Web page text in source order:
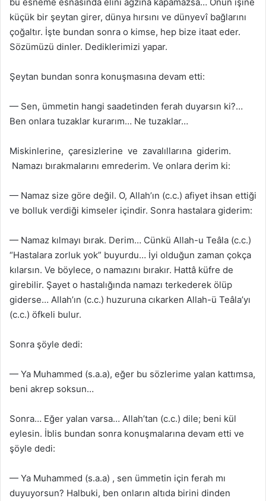
küçük bir şeytan girer, dünya hırsını ve dünyevî bağlarını
çoğaltır. İşte bundan sonra o kimse, hep bize itaat eder.
Sözümüzü dinler. Dediklerimizi yapar.
Şeytan bundan sonra konuşmasına devam etti:
— Sen, ümmetin hangi saadetinden ferah duyarsın ki?…
Ben onlara tuzaklar kurarım… Ne tuzaklar…
Miskinlerine, çaresizlerine ve zavalıllarına giderim.
Namazı bırakmalarını emrederim. Ve onlara derim ki:
— Namaz size göre değil. O, Allah’ın (c.c.) afiyet ihsan ettiği
ve bolluk verdiği kimseler içindir. Sonra hastalara giderim:
— Namaz kılmayı bırak. Derim… Cünkü Allah-u Teâla (c.c.)
“Hastalara zorluk yok” buyurdu… İyi olduğun zaman çokça
kılarsın. Ve böylece, o namazını bırakır. Hattâ küfre de
girebilir. Şayet o hastalığında namazı terkederek ölüp
giderse… Allah’ın (c.c.) huzuruna cıkarken Allah-ü Teâla’yı
(c.c.) öfkeli bulur.
Sonra şöyle dedi:
— Ya Muhammed (s.a.a), eğer bu sözlerime yalan kattımsa,
beni akrep soksun…
Sonra… Eğer yalan varsa… Allah’tan (c.c.) dile; beni kül
eylesin. İblis bundan sonra konuşmalarına devam etti ve
şöyle dedi:
— Ya Muhammed (s.a.a) , sen ümmetin için ferah mı
duyuyorsun? Halbuki, ben onların altıda birini dinden